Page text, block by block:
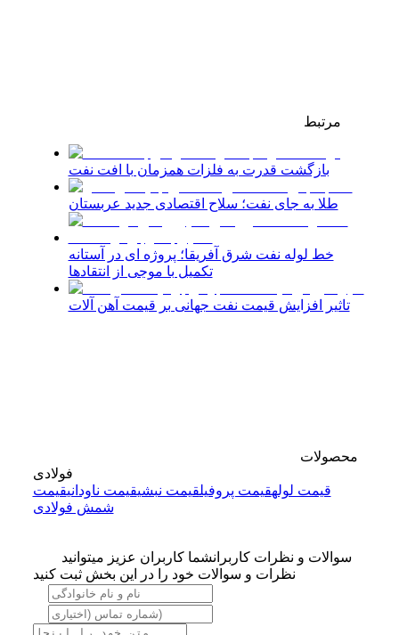
مرتبط
بازگشت قدرت به فلزات همزمان با افت نفت
طلا به جای نفت؛ سلاح اقتصادی جدید عربستان
خط لوله نفت شرق آفریقا؛ پروژه ای در آستانه
تکمیل با موجی از انتقادها
تاثیر افزایش قیمت نفت جهانی بر قیمت آهن آلات
محصولات
فولادی
قیمت لولهقیمت پروفیلقیمت نبشیقیمت ناودانیقیمت
شمش فولادی
سوالات و نظرات کاربرانشما کاربران عزیز میتوانید
نظرات و سوالات خود را در این بخش ثبت کنید